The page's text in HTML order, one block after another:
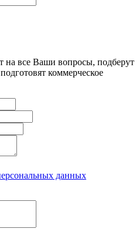
на все Ваши вопросы, подберут
коммерческое
данных